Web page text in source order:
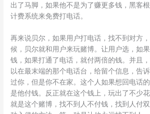
出了马脚，如果他不是为了赚更多钱，黑客
计费系统来免费打电话。
再来说贝尔，如果用户打电话，找不到对方
候，贝尔就和用户来玩赌博。让用户选，如
钱，如果打通了电话，就付两倍的钱。并且
以在最末端的那个电话台，给留个信息，告
过你，但是你不在家。这个人如果想回电话
是他付钱。反正就在这个钱上，玩出了不少
就是这个赌博，找不到人不付钱，找到人付